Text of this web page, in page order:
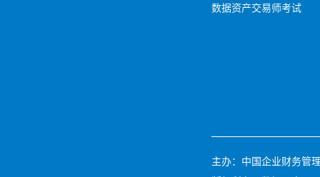
数据资产交易师考试
主办：中国企业财务